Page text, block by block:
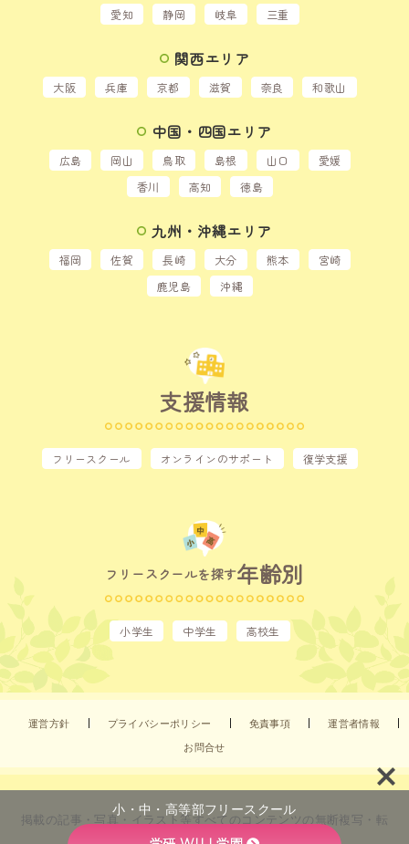
愛知 静岡 岐阜 三重
関西エリア
大阪 兵庫 京都 滋賀 奈良 和歌山
中国・四国エリア
広島 岡山 鳥取 島根 山口
愛媛
香川
高知 徳島
九州・沖縄エリア
福岡 佐賀 長崎 大分 熊本
宮崎
鹿児島
沖縄
支援情報
フリースクール オンラインのサポート 復学支援
フリースクールを探す年齢別
小学生 中学生 高校生
運営方針 プライバシーポリシー 免責事項
運営者情報
お問合せ
掲載の記事・写真・イラスト等すべてのコンテンツの無断複写・転
載を禁じます
小・中・高等部フリースクール